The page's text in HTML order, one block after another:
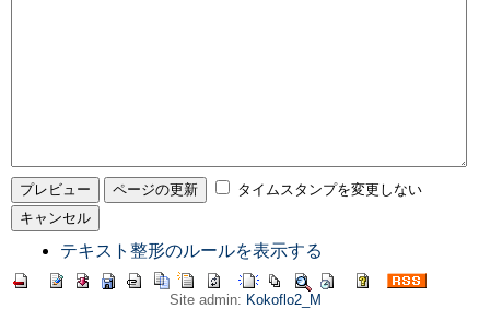
タイムスタンプを変更しない
テキスト整形のルールを表示する
Site admin: Kokoflo2_M